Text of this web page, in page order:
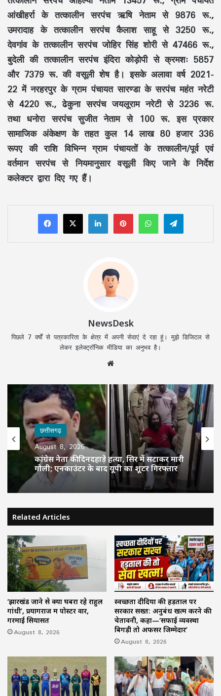
आंखीहर्रा के तत्कालीन सरपंच ऋषि नेताम से 9876 रू.,
उमरादाह के तत्कालीन सरपंच कैलाश साहू से 3250 रू.,
देवगांव के तत्कालीन सरपंच जोहिर सिंह शोरी से 47466 रू.,
बुदेली की तत्कालीन सरपंच इंदिरा कोड़ोपी से क्रमशः 5857
और 7379 रू. की वसूली शेष है। इसके अलावा वर्ष 2021-
22 में नरहरपुर के ग्राम पंचायत सारण्डा के सरपंच महंत नरेटी
से 4220 रू., ढेकुना सरपंच जयलूराम नरेटी से 3236 रू.
तथा धनोरा सरपंच सुजीत नेताम से 100 रू. इस प्रकार
सामाजिक अंकेक्षण के तहत कुल 14 लाख 80 हजार 336
रूपए की राशि विभिन्न ग्राम पंचायतों के तत्कालीन/पूर्व एवं
वर्तमान सरपंच से नियमानुसार वसूली किए जाने के निर्देश
कलेक्टर द्वारा दिए गए हैं।
LinkedInPinterestWhatsAppTelegram
NewsDesk
पिछले 7 वर्षों से पत्रकारिता के क्षेत्र में अपनी सेवाएं दे रहा हूं। मुझे डिजिटल से
लेकर इलेक्ट्रॉनिक मीडिया का अनुभव है।
छत्तीसगढ़
August 8, 2026
कांग्रेस नेता की दिनदहाड़े हत्या, सिर में सटाकर मारी
गोली; एनकाउंटर के बाद यूपी का शूटर गिरफ्तार
Related Articles
‘झारखंड जाने से क्यों घबरा रहे राहुल
गांधी’, प्रयागराज में पोस्टर वार,
गरमाई सियासत
August 8, 2026
स्वच्छता दीदियों की हड़ताल पर
सरकार सख्त: अनुबंध खत्म करने की
चेतावनी, कहा—‘सफाई व्यवस्था
बिगड़ी तो अफसर जिम्मेदार’
August 8, 2026